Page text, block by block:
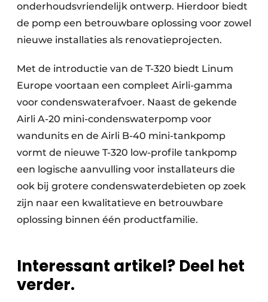
onderhoudsvriendelijk ontwerp. Hierdoor biedt
de pomp een betrouwbare oplossing voor zowel
nieuwe installaties als renovatieprojecten.
Met de introductie van de T-320 biedt Linum
Europe voortaan een compleet Airli-gamma
voor condenswaterafvoer. Naast de gekende
Airli A-20 mini-condenswaterpomp voor
wandunits en de Airli B-40 mini-tankpomp
vormt de nieuwe T-320 low-profile tankpomp
een logische aanvulling voor installateurs die
ook bij grotere condenswaterdebieten op zoek
zijn naar een kwalitatieve en betrouwbare
oplossing binnen één productfamilie.
Interessant artikel? Deel het
verder.